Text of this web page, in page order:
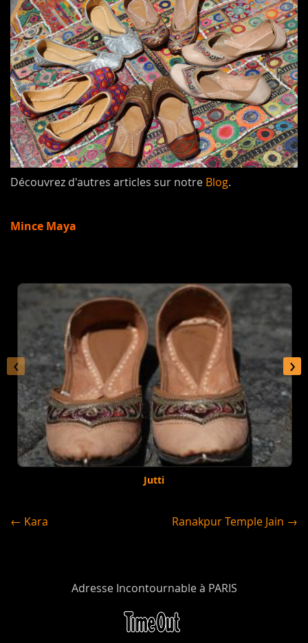
Découvrez d'autres articles sur notre Blog.
Mince Maya
Jutti
‹ ›
← Kara Ranakpur Temple Jain →
Adresse Incontournable à PARIS